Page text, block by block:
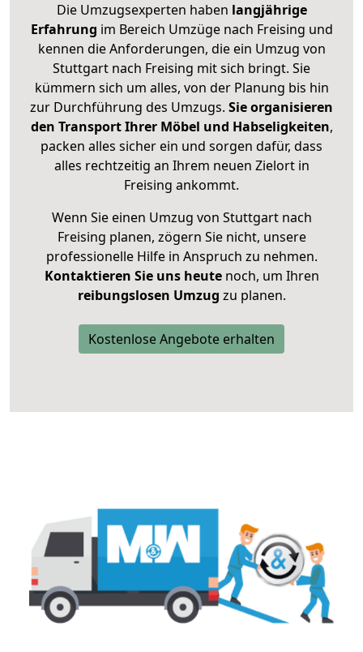
Die Umzugsexperten haben langjährige
Erfahrung im Bereich Umzüge nach Freising und
kennen die Anforderungen, die ein Umzug von
Stuttgart nach Freising mit sich bringt. Sie
kümmern sich um alles, von der Planung bis hin
zur Durchführung des Umzugs. Sie organisieren
den Transport Ihrer Möbel und Habseligkeiten,
packen alles sicher ein und sorgen dafür, dass
alles rechtzeitig an Ihrem neuen Zielort in
Freising ankommt.
Wenn Sie einen Umzug von Stuttgart nach
Freising planen, zögern Sie nicht, unsere
professionelle Hilfe in Anspruch zu nehmen.
Kontaktieren Sie uns heutenoch, um Ihren
reibungslosen Umzug zu planen.
Kostenlose Angebote erhalten